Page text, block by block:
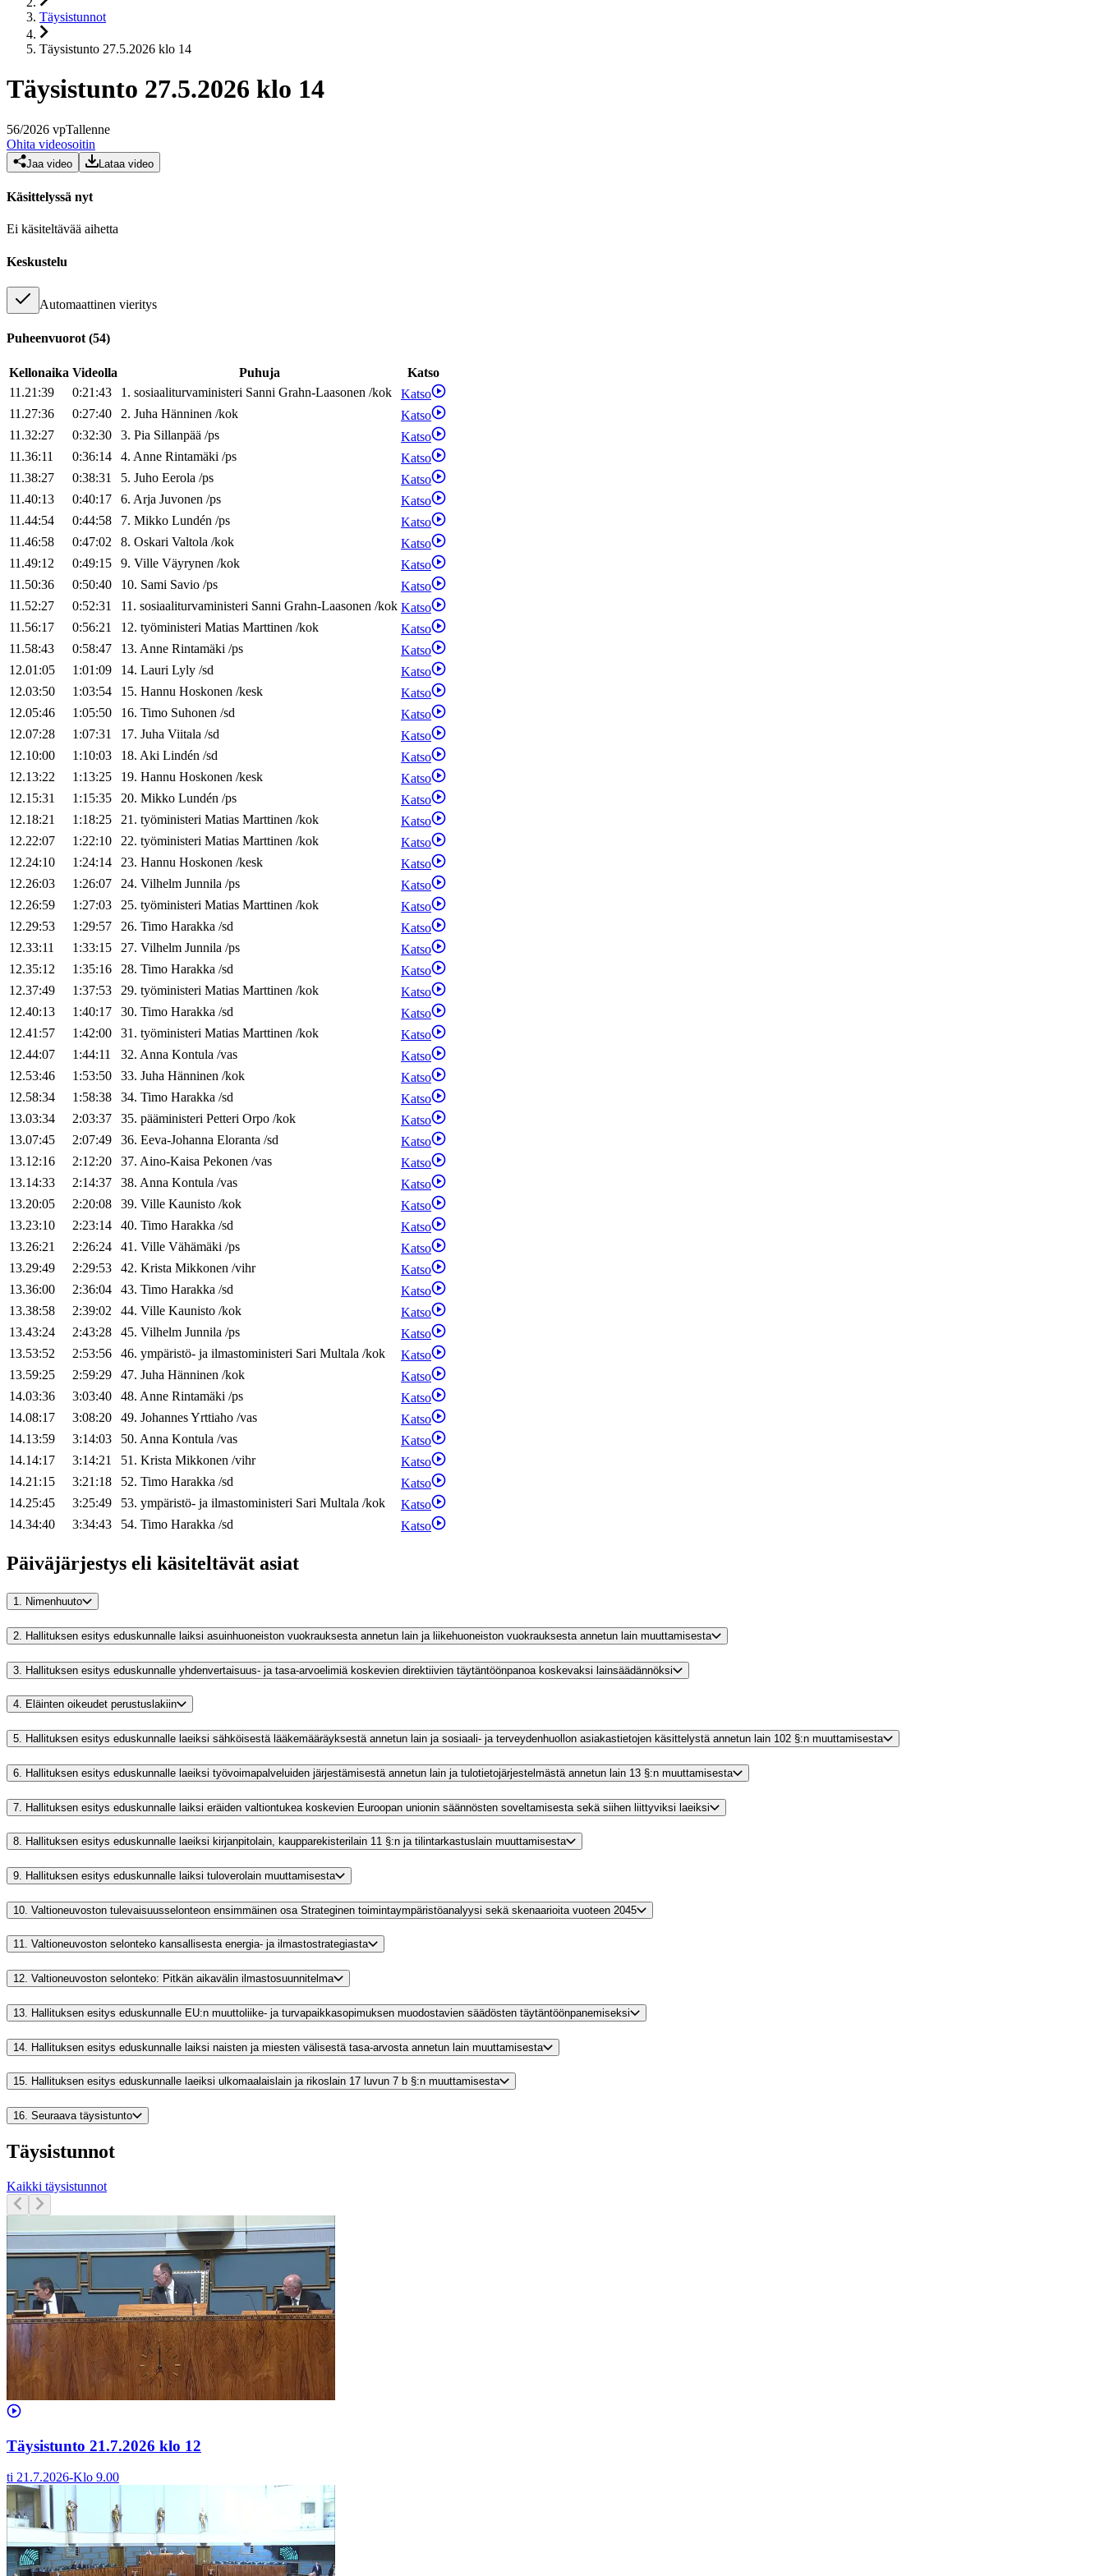
Täysistunnot
Täysistunto 27.5.2026 klo 14
Täysistunto 27.5.2026 klo 14
56/2026 vpTallenne
Ohita videosoitin
Jaa video Lataa video
Käsittelyssä nyt
Ei käsiteltävää aihetta
Keskustelu
Automaattinen vieritys
Puheenvuorot (54)
Kellonaika Videolla Puhuja
Katso
11.21:39
0:21:43 1. sosiaaliturvaministeri Sanni Grahn-Laasonen /kok
Katso
11.27:36
0:27:40 2. Juha Hänninen /kok
Katso
11.32:27
0:32:30 3. Pia Sillanpää /ps
Katso
11.36:11
0:36:14 4. Anne Rintamäki /ps
Katso
11.38:27
0:38:31 5. Juho Eerola /ps
Katso
11.40:13
0:40:17 6. Arja Juvonen /ps
Katso
11.44:54
0:44:58 7. Mikko Lundén /ps
Katso
11.46:58
0:47:02 8. Oskari Valtola /kok
Katso
11.49:12
0:49:15 9. Ville Väyrynen /kok
Katso
11.50:36
0:50:40 10. Sami Savio /ps
Katso
11.52:27
0:52:31 11. sosiaaliturvaministeri Sanni Grahn-Laasonen /kok Katso
11.56:17
0:56:21 12. työministeri Matias Marttinen /kok
Katso
11.58:43
0:58:47 13. Anne Rintamäki /ps
Katso
12.01:05
1:01:09 14. Lauri Lyly /sd
Katso
12.03:50
1:03:54 15. Hannu Hoskonen /kesk
Katso
12.05:46
1:05:50 16. Timo Suhonen /sd
Katso
12.07:28
1:07:31 17. Juha Viitala /sd
Katso
12.10:00
1:10:03 18. Aki Lindén /sd
Katso
12.13:22
1:13:25 19. Hannu Hoskonen /kesk
Katso
12.15:31
1:15:35 20. Mikko Lundén /ps
Katso
12.18:21
1:18:25 21. työministeri Matias Marttinen /kok
Katso
12.22:07
1:22:10 22. työministeri Matias Marttinen /kok
Katso
12.24:10
1:24:14 23. Hannu Hoskonen /kesk
Katso
12.26:03
1:26:07 24. Vilhelm Junnila /ps
Katso
12.26:59
1:27:03 25. työministeri Matias Marttinen /kok
Katso
12.29:53
1:29:57 26. Timo Harakka /sd
Katso
12.33:11
1:33:15 27. Vilhelm Junnila /ps
Katso
12.35:12
1:35:16 28. Timo Harakka /sd
Katso
12.37:49
1:37:53 29. työministeri Matias Marttinen /kok
Katso
12.40:13
1:40:17 30. Timo Harakka /sd
Katso
12.41:57
1:42:00 31. työministeri Matias Marttinen /kok
Katso
12.44:07
1:44:11 32. Anna Kontula /vas
Katso
12.53:46
1:53:50 33. Juha Hänninen /kok
Katso
12.58:34
1:58:38 34. Timo Harakka /sd
Katso
13.03:34
2:03:37 35. pääministeri Petteri Orpo /kok
Katso
13.07:45
2:07:49 36. Eeva-Johanna Eloranta /sd
Katso
13.12:16
2:12:20 37. Aino-Kaisa Pekonen /vas
Katso
13.14:33
2:14:37 38. Anna Kontula /vas
Katso
13.20:05
2:20:08 39. Ville Kaunisto /kok
Katso
13.23:10
2:23:14 40. Timo Harakka /sd
Katso
13.26:21
2:26:24 41. Ville Vähämäki /ps
Katso
13.29:49
2:29:53 42. Krista Mikkonen /vihr
Katso
13.36:00
2:36:04 43. Timo Harakka /sd
Katso
13.38:58
2:39:02 44. Ville Kaunisto /kok
Katso
13.43:24
2:43:28 45. Vilhelm Junnila /ps
Katso
13.53:52
2:53:56 46. ympäristö- ja ilmastoministeri Sari Multala /kok
Katso
13.59:25
2:59:29 47. Juha Hänninen /kok
Katso
14.03:36
3:03:40 48. Anne Rintamäki /ps
Katso
14.08:17
3:08:20 49. JohannesYrttiaho /vas
Katso
14.13:59
3:14:03 50. Anna Kontula /vas
Katso
14.14:17
3:14:21 51. Krista Mikkonen /vihr
Katso
14.21:15
3:21:18 52. Timo Harakka /sd
Katso
14.25:45
3:25:49 53. ympäristö- ja ilmastoministeri Sari Multala /kok
Katso
14.34:40
3:34:43 54. Timo Harakka /sd Katso
Päiväjärjestys eli käsiteltävät asiat
1. Nimenhuuto
2. Hallituksen esitys eduskunnalle laiksi asuinhuoneiston vuokrauksesta annetun lain ja liikehuoneiston vuokrauksesta annetun lain muuttamisesta
3. Hallituksen esitys eduskunnalle yhdenvertaisuus- ja tasa-arvoelimiä koskevien direktiivien täytäntöönpanoa koskevaksi lainsäädännöksi
4. Eläinten oikeudet perustuslakiin
5. Hallituksen esitys eduskunnalle laeiksi sähköisestä lääkemääräyksestä annetun lain ja sosiaali- ja terveydenhuollon asiakastietojen käsittelystä annetun lain 102 §:n muuttamisesta
6. Hallituksen esitys eduskunnalle laeiksi työvoimapalveluiden järjestämisestä annetun lain ja tulotietojärjestelmästä annetun lain 13 §:n muuttamisesta
7. Hallituksen esitys eduskunnalle laiksi eräiden valtiontukea koskevien Euroopan unionin säännösten soveltamisesta sekä siihen liittyviksi laeiksi
8. Hallituksen esitys eduskunnalle laeiksi kirjanpitolain, kaupparekisterilain 11 §:n ja tilintarkastuslain muuttamisesta
9. Hallituksen esitys eduskunnalle laiksi tuloverolain muuttamisesta
10. Valtioneuvoston tulevaisuusselonteon ensimmäinen osa Strateginen toimintaympäristöanalyysi sekä skenaarioita vuoteen 2045
11. Valtioneuvoston selonteko kansallisesta energia- ja ilmastostrategiasta
12. Valtioneuvoston selonteko: Pitkän aikavälin ilmastosuunnitelma
13. Hallituksen esitys eduskunnalle EU:n muuttoliike- ja turvapaikkasopimuksen muodostavien säädösten täytäntöönpanemiseksi
14. Hallituksen esitys eduskunnalle laiksi naisten ja miesten välisestä tasa-arvosta annetun lain muuttamisesta
15. Hallituksen esitys eduskunnalle laeiksi ulkomaalaislain ja rikoslain 17 luvun 7 b §:n muuttamisesta
16. Seuraava täysistunto
Täysistunnot
Kaikki täysistunnot
Täysistunto 21.7.2026 klo 12
ti 21.7.2026-Klo 9.00